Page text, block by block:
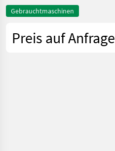
Gebrauchtmaschinen
Preis auf Anfrage